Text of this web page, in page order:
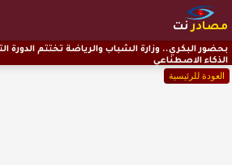
مصادرنت
العودة للرئيسية
بحضور البكري.. وزارة الشباب والرياضة تختتم الدورة
الذكاء الاصطناعي